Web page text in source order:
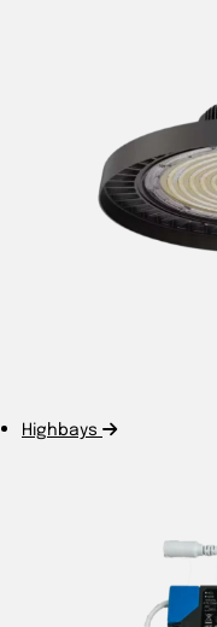
Highbays